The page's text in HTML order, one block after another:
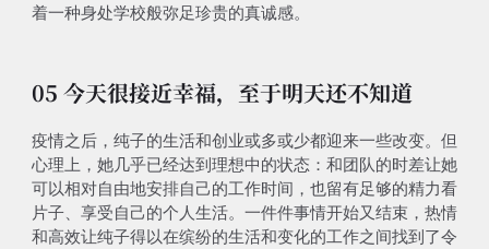
着一种身处学校般弥足珍贵的真诚感。
05 今天很接近幸福，至于明天还不知道
疫情之后，纯子的生活和创业或多或少都迎来一些改变。但
心理上，她几乎已经达到理想中的状态：和团队的时差让她
可以相对自由地安排自己的工作时间，也留有足够的精力看
片子、享受自己的个人生活。一件件事情开始又结束，热情
和高效让纯子得以在缤纷的生活和变化的工作之间找到了令